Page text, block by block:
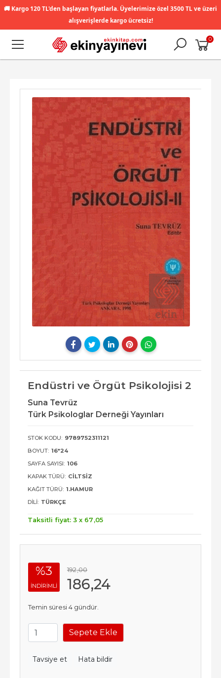
🚚 Kargo 120 TL'den başlayan fiyatlarla. Üyelerimize özel 3500 TL ve üzeri
alışverişlerde kargo ücretsiz!
0
Endüstri ve Örgüt Psikolojisi 2
Suna Tevrüz
Türk Psikologlar Derneği Yayınları
STOK KODU: 9789752311121
BOYUT: 16*24
SAYFA SAYISI: 106
KAPAK TÜRÜ: CILTSIZ
KAĞIT TÜRÜ: 1.HAMUR
DILI: TÜRKÇE
Taksitli fiyat: 3 x 67 ,05
%3
INDIRIMLI
192,00
186,24
Temin süresi 4 gündür.
Sepete Ekle
Tavsiye et Hata bildir